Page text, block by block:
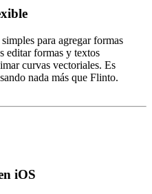
para agregar formas
editar formas y textos
curvas vectoriales. Es
nada más que Flinto.
iOS